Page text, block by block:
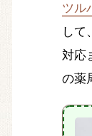
ツル
して
対応
の薬